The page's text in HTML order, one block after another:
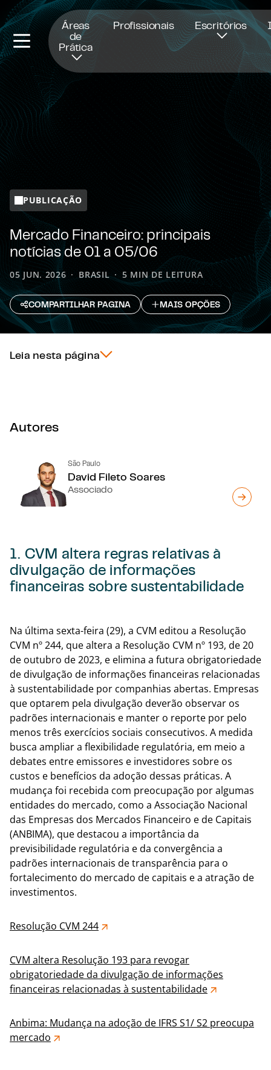
Áreas
de
Prática
Profissionais Escritórios
PUBLICAÇÃO
Mercado Financeiro: principais
notícias de 01 a 05/06
05 JUN. 2026 BRASIL 5 MIN DE LEITURA
COMPARTILHAR PAGINA MAIS OPÇÕES
Leia nesta página
Autores
São Paulo
David Fileto Soares
Associado
1. CVM altera regras relativas à
divulgação de informações
financeiras sobre sustentabilidade
Na última sexta-feira (29), a CVM editou a Resolução
CVM nº 244, que altera a Resolução CVM nº 193, de 20
de outubro de 2023, e elimina a futura obrigatoriedade
de divulgação de informações financeiras relacionadas
à sustentabilidade por companhias abertas. Empresas
que optarem pela divulgação deverão observar os
padrões internacionais e manter o reporte por pelo
menos três exercícios sociais consecutivos. A medida
busca ampliar a flexibilidade regulatória, em meio a
debates entre emissores e investidores sobre os
custos e benefícios da adoção dessas práticas. A
mudança foi recebida com preocupação por algumas
entidades do mercado, como a Associação Nacional
das Empresas dos Mercados Financeiro e de Capitais
(ANBIMA), que destacou a importância da
previsibilidade regulatória e da convergência a
padrões internacionais de transparência para o
fortalecimento do mercado de capitais e a atração de
investimentos.
Resolução CVM 244
CVM altera Resolução 193 para revogar
obrigatoriedade da divulgação de informações
financeiras relacionadas à sustentabilidade
Anbima: Mudança na adoção de IFRS S1/ S2 preocupa
mercado
Abre numa nova janela